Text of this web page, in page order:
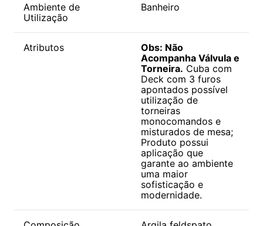
Ambiente de
Utilização
Banheiro
Atributos
Obs: Não
Acompanha Válvula e
Torneira. Cuba com
Deck com 3 furos
apontados possível
utilização de
torneiras
monocomandos e
misturados de mesa;
Produto possui
aplicação que
garante ao ambiente
uma maior
sofisticação e
modernidade.